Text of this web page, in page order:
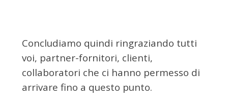
Concludiamo quindi ringraziando tutti
voi, partner-fornitori, clienti,
collaboratori che ci hanno permesso di
arrivare fino a questo punto.